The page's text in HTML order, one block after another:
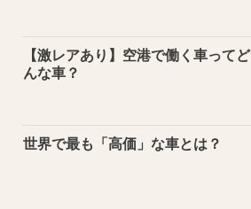
【激レアあり】空港で働く車ってど
んな車？
世界で最も「高価」な車とは？